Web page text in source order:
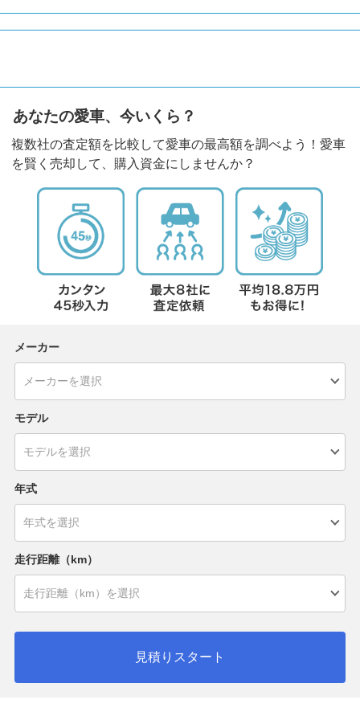
あなたの愛車、今いくら？
複数社の査定額を比較して愛車の最高額を調べよう！愛車
を賢く売却して、購入資金にしませんか？
メーカー
モデル
年式
走行距離（km）
見積りスタート